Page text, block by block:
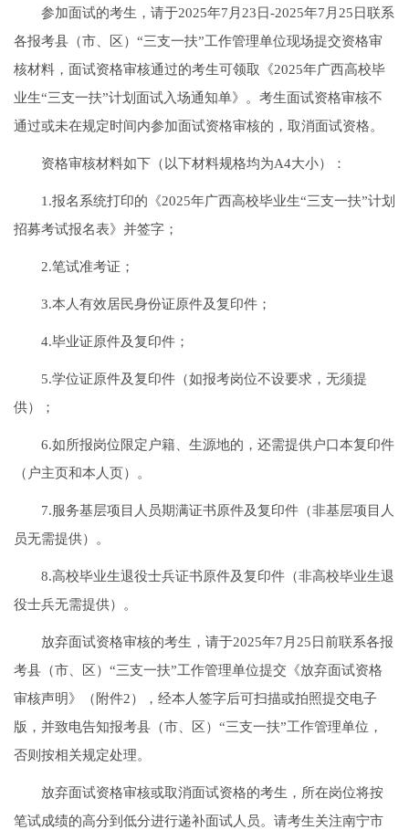
参加面试的考生，请于2025年7月23日-2025年7月25日联系
各报考县（市、区）“三支一扶”工作管理单位现场提交资格审
核材料，面试资格审核通过的考生可领取《2025年广西高校毕
业生“三支一扶”计划面试入场通知单》。考生面试资格审核不
通过或未在规定时间内参加面试资格审核的，取消面试资格。
资格审核材料如下（以下材料规格均为A4大小）：
1.报名系统打印的《2025年广西高校毕业生“三支一扶”计划
招募考试报名表》并签字；
2.笔试准考证；
3.本人有效居民身份证原件及复印件；
4.毕业证原件及复印件；
5.学位证原件及复印件（如报考岗位不设要求，无须提
供）；
6.如所报岗位限定户籍、生源地的，还需提供户口本复印件
（户主页和本人页）。
7.服务基层项目人员期满证书原件及复印件（非基层项目人
员无需提供）。
8.高校毕业生退役士兵证书原件及复印件（非高校毕业生退
役士兵无需提供）。
放弃面试资格审核的考生，请于2025年7月25日前联系各报
考县（市、区）“三支一扶”工作管理单位提交《放弃面试资格
审核声明》（附件2），经本人签字后可扫描或拍照提交电子
版，并致电告知报考县（市、区）“三支一扶”工作管理单位，
否则按相关规定处理。
放弃面试资格审核或取消面试资格的考生，所在岗位将按
笔试成绩的高分到低分进行递补面试人员。请考生关注南宁市